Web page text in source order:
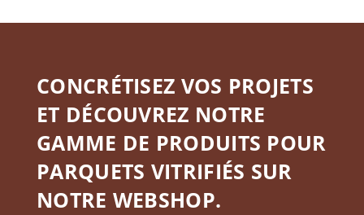
CONCRÉTISEZ VOS PROJETS
ET DÉCOUVREZ NOTRE
GAMME DE PRODUITS POUR
PARQUETS VITRIFIÉS SUR
NOTRE WEBSHOP.